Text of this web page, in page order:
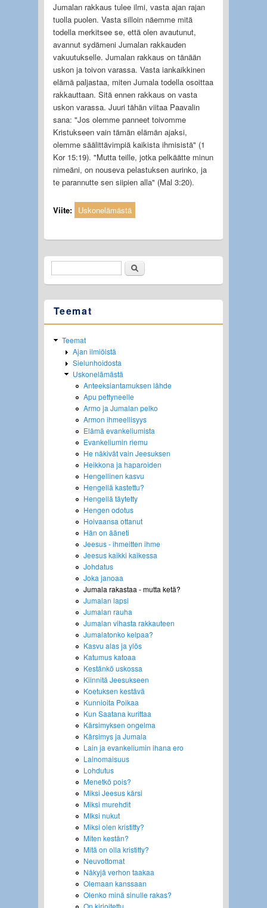
Jumalan rakkaus tulee ilmi, vasta ajan rajan
tuolla puolen. Vasta silloin näemme mitä
todella merkitsee se, että olen avautunut,
avannut sydämeni Jumalan rakkauden
vakuutukselle. Jumalan rakkaus on tänään
uskon ja toivon varassa. Vasta iankaikkinen
elämä paljastaa, miten Jumala todella osoittaa
rakkauttaan. Sitä ennen rakkaus on vasta
uskon varassa. Juuri tähän viitaa Paavalin
sana: "Jos olemme panneet toivomme
Kristukseen vain tämän elämän ajaksi,
olemme säälittävimpiä kaikista ihmisistä" (1
Kor 15:19). "Mutta teille, jotka pelkäätte minun
nimeäni, on nouseva pelastuksen aurinko, ja
te parannutte sen siipien alla" (Mal 3:20).
Viite: Uskonelämästä
HakulomakeEtsi
Teemat
Teemat
Ajan ilmiöistä
Sielunhoidosta
Uskonelämästä
Anteeksiantamuksen lähde
Apu pettyneelle
Armo ja Jumalan pelko
Armon ihmeellisyys
Elämä evankeliumista
Evankeliumin riemu
He näkivät vain Jeesuksen
Heikkona ja haparoiden
Hengellinen kasvu
Hengellä kastettu?
Hengellä täytetty
Hengen odotus
Hoivaansa ottanut
Hän on ääneti
Jeesus - ihmeitten ihme
Jeesus kaikki kaikessa
Johdatus
Joka janoaa
Jumala rakastaa - mutta ketä?
Jumalan lapsi
Jumalan rauha
Jumalan vihasta rakkauteen
Jumalatonko kelpaa?
Kasvu alas ja ylös
Katumus katoaa
Kestänkö uskossa
Kiinnitä Jeesukseen
Koetuksen kestävä
Kunnioita Poikaa
Kun Saatana kurittaa
Kärsimyksen ongelma
Kärsimys ja Jumala
Lain ja evankeliumin ihana ero
Lainomaisuus
Lohdutus
Menetkö pois?
Miksi Jeesus kärsi
Miksi murehdit
MIksi nukut
Miksi olen kristitty?
Miten kestän?
Mitä on olla kristitty?
Neuvottomat
Näkyjä verhon taakaa
Olemaan kanssaan
Olenko minä sinulle rakas?
On kirjoitettu